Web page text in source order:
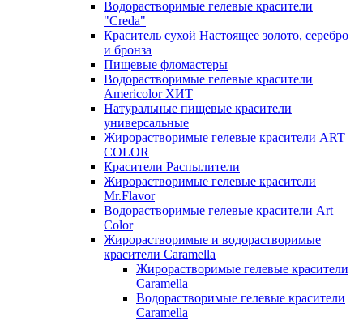
Водорастворимые гелевые красители
"Creda"
Краситель сухой Настоящее золото, серебро
и бронза
Пищевые фломастеры
Водорастворимые гелевые красители
Americolor ХИТ
Натуральные пищевые красители
универсальные
Жирорастворимые гелевые красители ART
COLOR
Красители Распылители
Жирорастворимые гелевые красители
Mr.Flavor
Водорастворимые гелевые красители Art
Color
Жирорастворимые и водорастворимые
красители Caramella
Жирорастворимые гелевые красители
Caramella
Водорастворимые гелевые красители
Caramella